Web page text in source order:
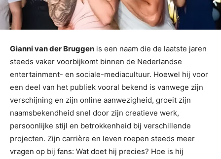
Gianni van der Bruggen is een naam die de laatste jaren
steeds vaker voorbijkomt binnen de Nederlandse
entertainment- en sociale-mediacultuur. Hoewel hij voor
een deel van het publiek vooral bekend is vanwege zijn
verschijning en zijn online aanwezigheid, groeit zijn
naamsbekendheid snel door zijn creatieve werk,
persoonlijke stijl en betrokkenheid bij verschillende
projecten. Zijn carrière en leven roepen steeds meer
vragen op bij fans: Wat doet hij precies? Hoe is hij